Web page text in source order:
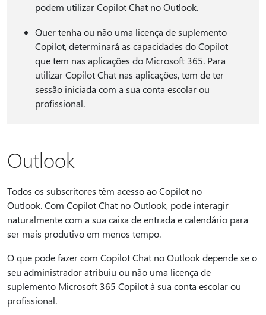
podem utilizar Copilot Chat no Outlook.
Quer tenha ou não uma licença de suplemento
Copilot, determinará as capacidades do Copilot
que tem nas aplicações do Microsoft 365. Para
utilizar Copilot Chat nas aplicações, tem de ter
sessão iniciada com a sua conta escolar ou
profissional.
Outlook
Todos os subscritores têm acesso ao Copilot no
Outlook. Com Copilot Chat no Outlook, pode interagir
naturalmente com a sua caixa de entrada e calendário para
ser mais produtivo em menos tempo.
O que pode fazer com Copilot Chat no Outlook depende se o
seu administrador atribuiu ou não uma licença de
suplemento Microsoft 365 Copilot à sua conta escolar ou
profissional.